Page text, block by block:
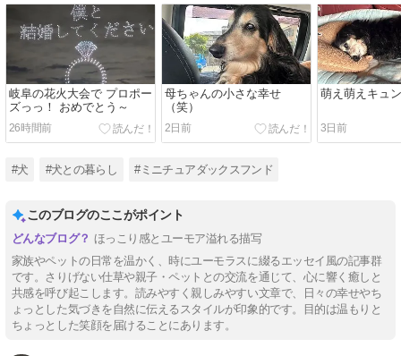
岐阜の花火大会で プロポー
ズっっ！ おめでとう～
26時間前
母ちゃんの小さな幸せ
（笑）
2日前
萌え萌えキュ
3日前
#犬 #犬との暮らし #ミニチュアダックスフンド
このブログのここがポイント
ほっこり感とユーモア溢れる描写
家族やペットの日常を温かく、時にユーモラスに綴るエッセイ風の記事群
です。さりげない仕草や親子・ペットとの交流を通じて、心に響く癒しと
共感を呼び起こします。読みやすく親しみやすい文章で、日々の幸せやち
ょっとした気づきを自然に伝えるスタイルが印象的です。目的は温もりと
ちょっとした笑顔を届けることにあります。